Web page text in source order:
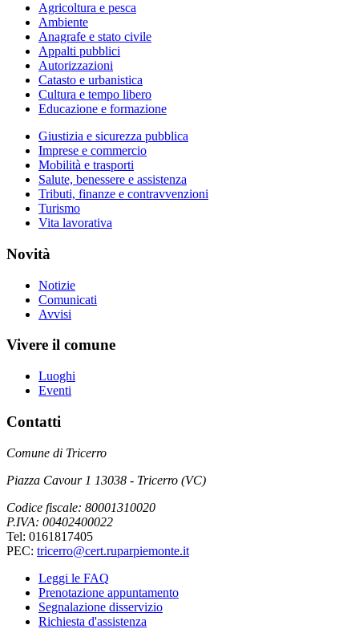
Agricoltura e pesca
Ambiente
Anagrafe e stato civile
Appalti pubblici
Autorizzazioni
Catasto e urbanistica
Cultura e tempo libero
Educazione e formazione
Giustizia e sicurezza pubblica
Imprese e commercio
Mobilità e trasporti
Salute, benessere e assistenza
Tributi, finanze e contravvenzioni
Turismo
Vita lavorativa
Novità
Notizie
Comunicati
Avvisi
Vivere il comune
Luoghi
Eventi
Contatti
Comune di Tricerro
Piazza Cavour 1 13038 - Tricerro (VC)
Codice fiscale: 80001310020
P.IVA: 00402400022
Tel: 0161817405
PEC: tricerro@cert.ruparpiemonte.it
Leggi le FAQ
Prenotazione appuntamento
Segnalazione disservizio
Richiesta d'assistenza